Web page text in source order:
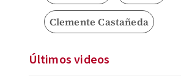
Clemente Castañeda
Últimos videos